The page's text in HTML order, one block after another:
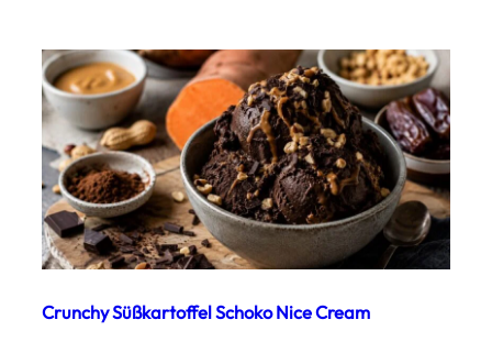
Crunchy Süßkartoffel Schoko Nice Cream